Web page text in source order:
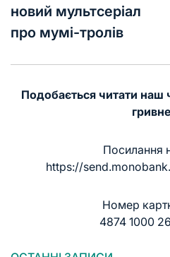
новий мультсеріал
про мумі-тролів
Подобається читати наш
Посилання
https://
Номер
4874 1000